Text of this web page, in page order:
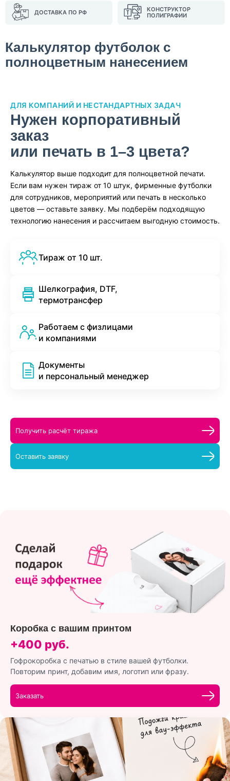
ДОСТАВКА ПО РФ
КОНСТРУКТОР
ПОЛИГРАФИИ
Калькулятор футболок с
полноцветным нанесением
ДЛЯ КОМПАНИЙ И НЕСТАНДАРТНЫХ ЗАДАЧ
Нужен корпоративный
заказ
или печать в 1–3 цвета?
Калькулятор выше подходит для полноцветной печати.
Если вам нужен тираж от 10 штук, фирменные футболки
для сотрудников, мероприятий или печать в несколько
цветов — оставьте заявку. Мы подберём подходящую
технологию нанесения и рассчитаем выгодную стоимость.
Тираж от 10 шт.
Шелкография, DTF,
термотрансфер
Работаем с физлицами
и компаниями
Документы
и персональный менеджер
Получить расчёт тиража
Оставить заявку
Коробка с вашим принтом
+400 руб.
Гофрокоробка с печатью в стиле вашей футболки.
Повторим принт, добавим имя, логотип или фразу.
Заказать